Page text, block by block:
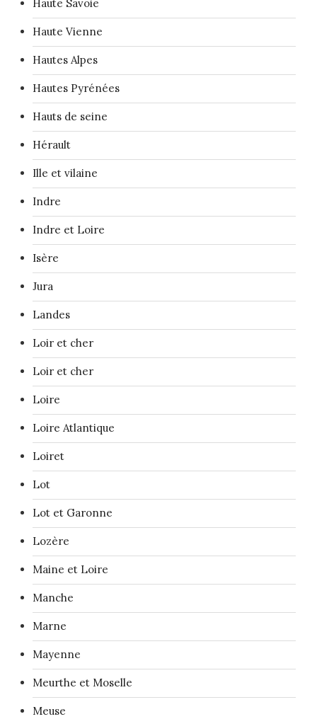
Haute Savoie
Haute Vienne
Hautes Alpes
Hautes Pyrénées
Hauts de seine
Hérault
Ille et vilaine
Indre
Indre et Loire
Isère
Jura
Landes
Loir et cher
Loir et cher
Loire
Loire Atlantique
Loiret
Lot
Lot et Garonne
Lozère
Maine et Loire
Manche
Marne
Mayenne
Meurthe et Moselle
Meuse